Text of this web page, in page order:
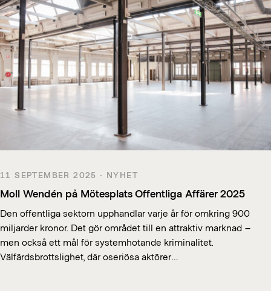
11 SEPTEMBER 2025 · NYHET
Moll Wendén på Mötesplats Offentliga Affärer 2025
Den offentliga sektorn upphandlar varje år för omkring 900
miljarder kronor. Det gör området till en attraktiv marknad –
men också ett mål för systemhotande kriminalitet.
Välfärdsbrottslighet, där oseriösa aktörer…